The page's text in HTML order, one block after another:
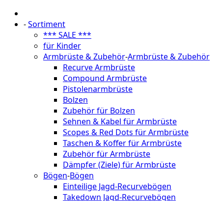
-Sortiment
*** SALE ***
für Kinder
Armbrüste & Zubehör-Armbrüste & Zubehör
Recurve Armbrüste
Compound Armbrüste
Pistolenarmbrüste
Bolzen
Zubehör für Bolzen
Sehnen & Kabel für Armbrüste
Scopes & Red Dots für Armbrüste
Taschen & Koffer für Armbrüste
Zubehör für Armbrüste
Dämpfer (Ziele) für Armbrüste
Bögen-Bögen
Einteilige Jagd-Recurvebögen
Takedown Jagd-Recurvebögen